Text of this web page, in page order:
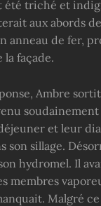
été triché et
aux abords
anneau de fer,
la façade.
Ambre
et leur
son sillage.
hydromel. Il
membres
Malgré